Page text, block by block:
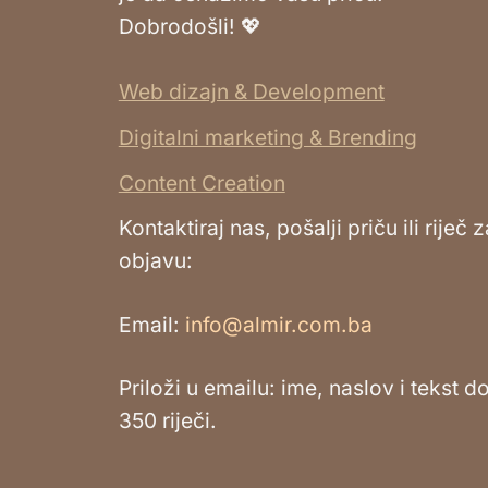
Dobrodošli! 💖
Web dizajn & Development
Digitalni marketing & Brending
Content Creation
Kontaktiraj nas, pošalji priču ili riječ
objavu:
Email: info@almir.com.ba
Priloži u emailu: ime, naslov i tekst
350 riječi.